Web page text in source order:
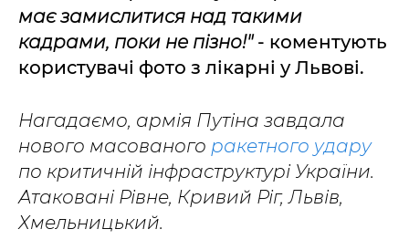
має замислитися над такими
кадрами, поки не пізно!"- коментують
користувачі фото з лікарні у Львові.
Нагадаємо, армія Путіна завдала
нового масованого ракетного удару
по критичній інфраструктурі України.
Атаковані Рівне, Кривий Ріг, Львів,
Хмельницький.